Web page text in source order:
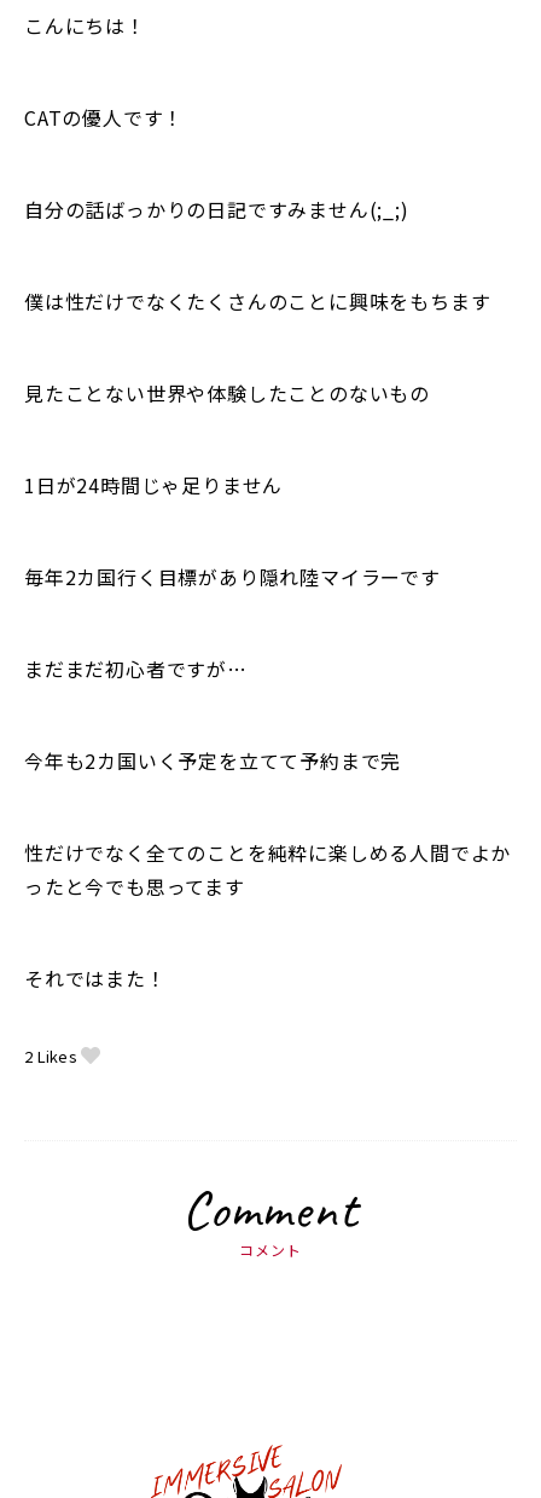
こんにちは！
CATの優人です！
自分の話ばっかりの日記ですみません(;_;)
僕は性だけでなくたくさんのことに興味をもちます
見たことない世界や体験したことのないもの
1日が24時間じゃ足りません
毎年2カ国行く目標があり隠れ陸マイラーです
まだまだ初心者ですが…
今年も2カ国いく予定を立てて予約まで完
性だけでなく全てのことを純粋に楽しめる人間でよか
ったと今でも思ってます
それではまた！
2 Likes
Comment
コメント